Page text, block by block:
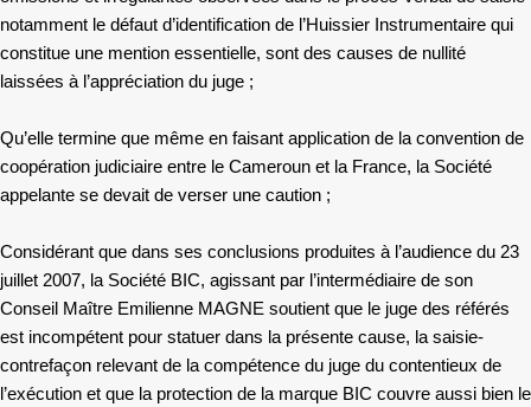
notamment le défaut d’identification de l’Huissier Instrumentaire qui
constitue une mention essentielle, sont des causes de nullité
laissées à l’appréciation du juge ;
Qu’elle termine que même en faisant application de la convention de
coopération judiciaire entre le Cameroun et la France, la Société
appelante se devait de verser une caution ;
Considérant que dans ses conclusions produites à l’audience du 23
juillet 2007, la Société BIC, agissant par l’intermédiaire de son
Conseil Maître Emilienne MAGNE soutient que le juge des référés
est incompétent pour statuer dans la présente cause, la saisie-
contrefaçon relevant de la compétence du juge du contentieux de
l’exécution et que la protection de la marque BIC couvre aussi bien le